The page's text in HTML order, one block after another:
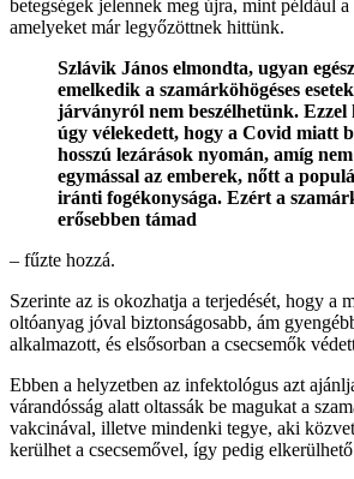
betegségek jelennek meg újra, mint például a
amelyeket már legyőzöttnek hittünk.
Szlávik János elmondta, ugyan
emelkedik a szamárköhögéses
járványról nem beszélhetünk. Ezzel
úgy vélekedett, hogy a Covid miatt
hosszú lezárások nyomán, amíg
egymással az emberek, nőtt a
iránti fogékonysága. Ezért a
erősebben támad
– fűzte hozzá.
Szerinte az is okozhatja a terjedését, hogy a
oltóanyag jóval biztonságosabb, ám
alkalmazott, és elsősorban a csecsemők
Ebben a helyzetben az infektológus azt
várandósság alatt oltassák be magukat a
vakcinával, illetve mindenki tegye, aki
kerülhet a csecsemővel, így pedig